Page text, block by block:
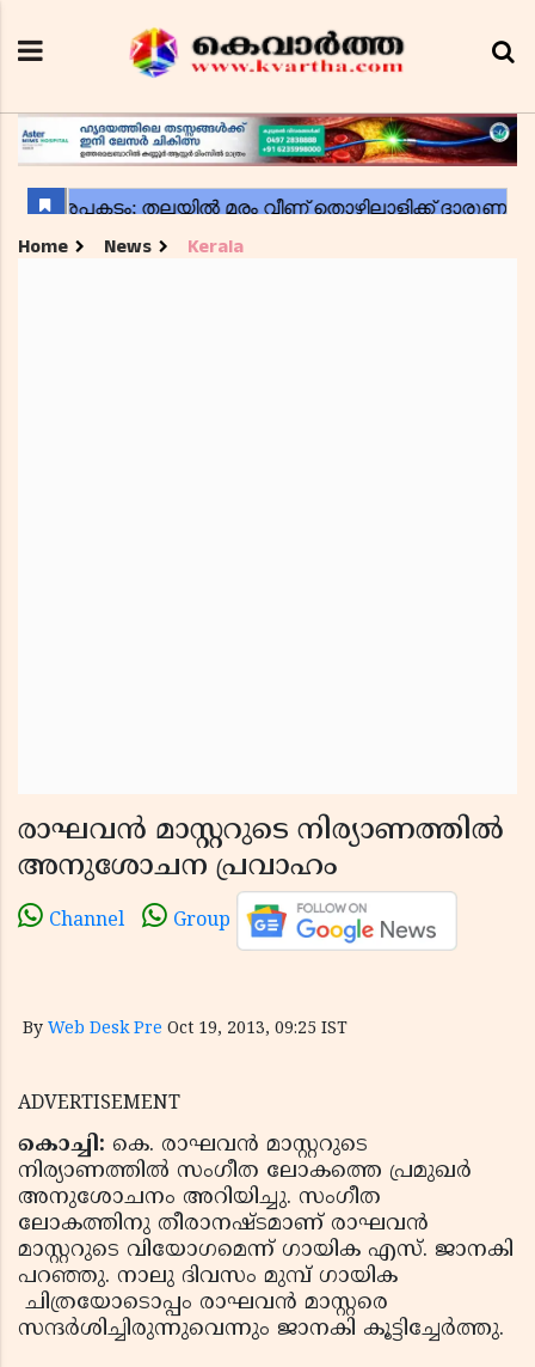
Home News Kerala
രാഘവന്‍ മാസ്റ്ററുടെ നിര്യാണത്തില്‍
അനുശോചന പ്രവാഹം
Channel Group
By Web Desk Pre Oct 19, 2013, 09:25 IST
ADVERTISEMENT
കൊച്ചി: കെ. രാഘവന്‍ മാസ്റ്ററുടെ
നിര്യാണത്തില്‍ സംഗീത ലോകത്തെ പ്രമുഖര്‍
അനുശോചനം അറിയിച്ചു. സംഗീത
ലോകത്തിനു തീരാനഷ്ടമാണ് രാഘവന്‍
മാസ്റ്ററുടെ വിയോഗമെന്ന് ഗായിക എസ്. ജാനകി
പറഞ്ഞു. നാലു ദിവസം മുമ്പ് ഗായിക
ചിത്രയോടൊപ്പം രാഘവന്‍ മാസ്റ്റരെ
സന്ദര്‍ശിച്ചിരുന്നുവെന്നും ജാനകി കൂട്ടിച്ചേര്‍ത്തു.